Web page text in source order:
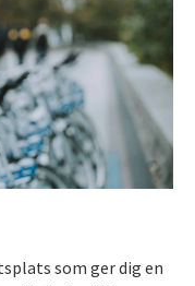
som ger dig en